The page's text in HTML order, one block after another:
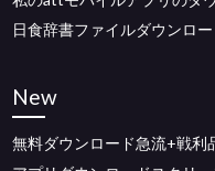
日食辞書ファイルダウンロー
New
無料ダウンロード急流+戦利